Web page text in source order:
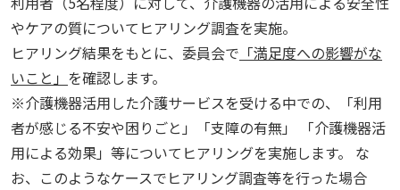
やケアの質についてヒアリング調査を実施。
ヒアリング結果をもとに、委員会で 「満足度への影響がな
いこと」 を確認します。
※介護機器活用した介護サービスを受ける中での、「利用
者が感じる不安や困りごと」「支障の有無」 「介護機器活
用による効果」等についてヒアリングを実施します。 な
お、このようなケースでヒアリング調査等を行った場合